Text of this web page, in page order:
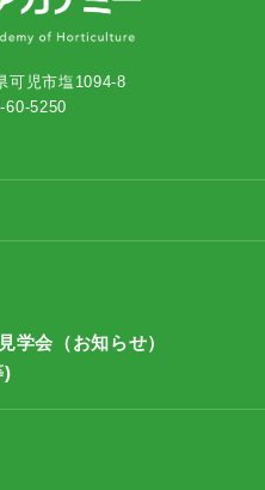
可児市塩1094-8
60-5250
学会（お知らせ）
)